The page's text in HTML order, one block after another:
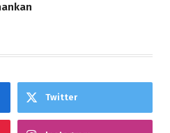
Twitter